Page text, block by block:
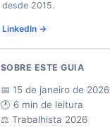
desde 2015.
LinkedIn →
SOBRE ESTE GUIA
📅 15 de janeiro de 2026
🕐 6 min de leitura
⚖️ Trabalhista 2026